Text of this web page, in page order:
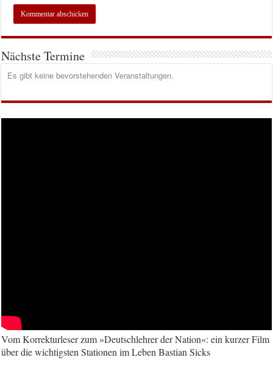
Nächste Termine
Es gibt keine bevorstehenden Veranstaltungen.
Vom Korrekturleser zum »Deutschlehrer der Nation«: ein kurzer Film
über die wichtigsten Stationen im Leben Bastian Sicks